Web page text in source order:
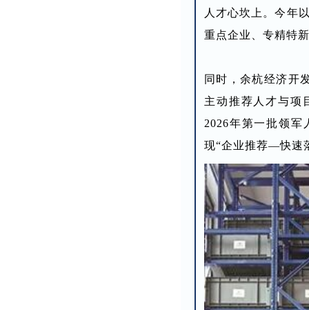
人才心坎上。今年
重点企业、专精特
同时，余杭经济开
主动推荐人才与项
2026年第一批领军
现“企业推荐—快速